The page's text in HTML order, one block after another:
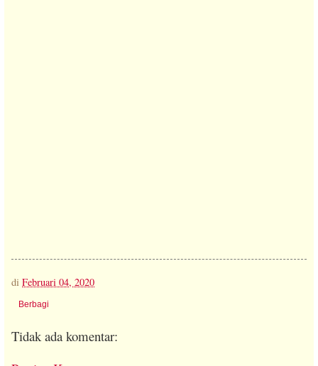
di Februari 04, 2020
Berbagi
Tidak ada komentar: